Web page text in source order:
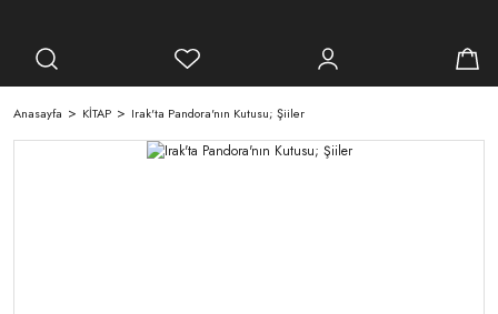
Anasayfa KİTAP Irak'ta Pandora'nın Kutusu; Şiiler